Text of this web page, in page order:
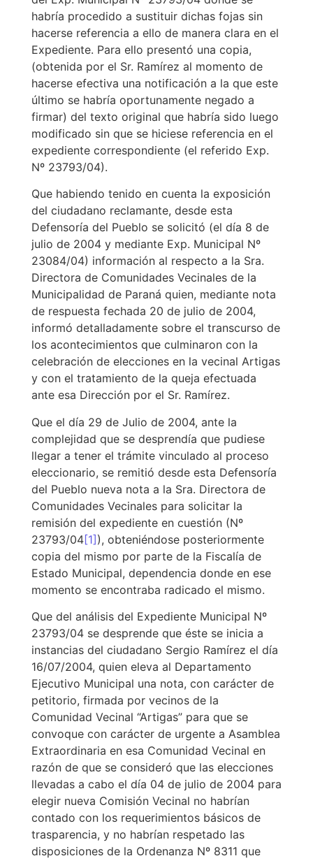
habría procedido a sustituir dichas fojas sin
hacerse referencia a ello de manera clara en el
Expediente. Para ello presentó una copia,
(obtenida por el Sr. Ramírez al momento de
hacerse efectiva una notificación a la que este
último se habría oportunamente negado a
firmar) del texto original que habría sido luego
modificado sin que se hiciese referencia en el
expediente correspondiente (el referido Exp.
Nº 23793/04).
Que habiendo tenido en cuenta la exposición
del ciudadano reclamante, desde esta
Defensoría del Pueblo se solicitó (el día 8 de
julio de 2004 y mediante Exp. Municipal Nº
23084/04) información al respecto a la Sra.
Directora de Comunidades Vecinales de la
Municipalidad de Paraná quien, mediante nota
de respuesta fechada 20 de julio de 2004,
informó detalladamente sobre el transcurso de
los acontecimientos que culminaron con la
celebración de elecciones en la vecinal Artigas
y con el tratamiento de la queja efectuada
ante esa Dirección por el Sr. Ramírez.
Que el día 29 de Julio de 2004, ante la
complejidad que se desprendía que pudiese
llegar a tener el trámite vinculado al proceso
eleccionario, se remitió desde esta Defensoría
del Pueblo nueva nota a la Sra. Directora de
Comunidades Vecinales para solicitar la
remisión del expediente en cuestión (Nº
23793/04[1]), obteniéndose posteriormente
copia del mismo por parte de la Fiscalía de
Estado Municipal, dependencia donde en ese
momento se encontraba radicado el mismo.
Que del análisis del Expediente Municipal Nº
23793/04 se desprende que éste se inicia a
instancias del ciudadano Sergio Ramírez el día
16/07/2004, quien eleva al Departamento
Ejecutivo Municipal una nota, con carácter de
petitorio, firmada por vecinos de la
Comunidad Vecinal “Artigas” para que se
convoque con carácter de urgente a Asamblea
Extraordinaria en esa Comunidad Vecinal en
razón de que se consideró que las elecciones
llevadas a cabo el día 04 de julio de 2004 para
elegir nueva Comisión Vecinal no habrían
contado con los requerimientos básicos de
trasparencia, y no habrían respetado las
disposiciones de la Ordenanza Nº 8311 que